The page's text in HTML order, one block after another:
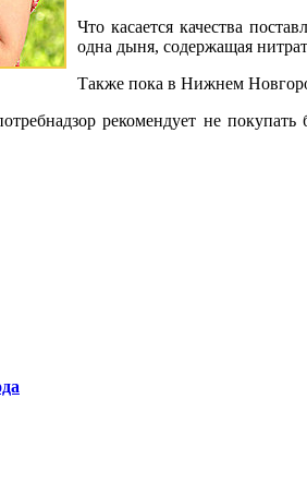
Что касается качества
одна дыня, содержащая
Также пока в Нижнем
рекомендует не